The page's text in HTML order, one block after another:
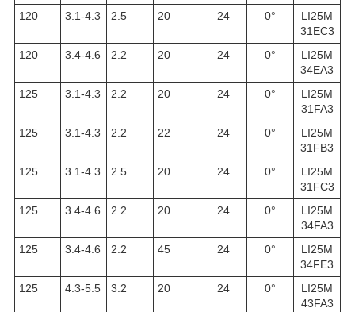
120
3.1-4.3 2.5 20 24 0°
LI25M
31EC3
120
3.4-4.6 2.2 20 24 0°
LI25M
34EA3
125
3.1-4.3 2.2 20 24 0°
LI25M
31FA3
125
3.1-4.3 2.2 22 24 0°
LI25M
31FB3
125
3.1-4.3 2.5 20 24 0°
LI25M
31FC3
125
3.4-4.6 2.2 20 24 0°
LI25M
34FA3
125
3.4-4.6 2.2 45 24 0°
LI25M
34FE3
125
4.3-5.5 3.2 20 24 0°
LI25M
43FA3